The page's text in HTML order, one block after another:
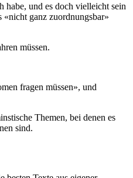
habe, und es doch vielleicht sein
ganz zuordnungsbar»
müssen.
fragen müssen», und
Themen, bei denen es
sind.